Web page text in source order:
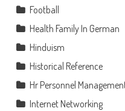
Football
Health Family In German
Hinduism
Historical Reference
Hr Personnel
Internet Networking